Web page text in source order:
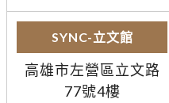
SYNC-立文館
高雄市左營區立文路
77號4樓